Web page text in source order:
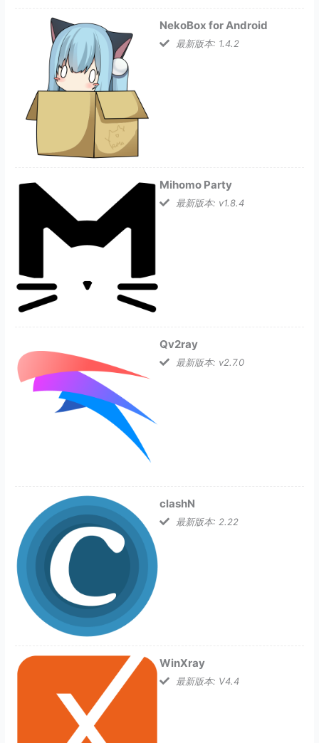
NekoBox for Android
最新版本: 1.4.2
Mihomo Party
最新版本: v1.8.4
Qv2ray
最新版本: v2.7.0
clashN
最新版本: 2.22
WinXray
最新版本: V4.4